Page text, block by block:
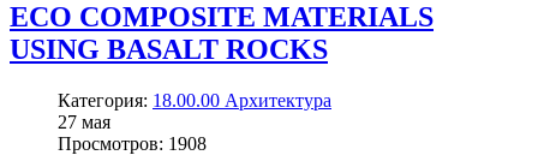
ECO COMPOSITE MATERIALS
USING BASALT ROCKS
Категория: 18.00.00 Архитектура
27 мая
Просмотров: 1908